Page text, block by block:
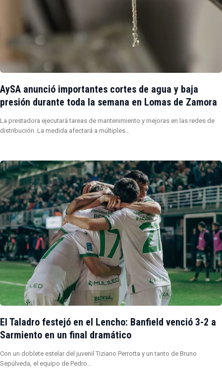
AySA anunció importantes cortes de agua y baja
presión durante toda la semana en Lomas de Zamora
La prestadora ejecutará tareas de mantenimiento y mejoras en las redes de
distribución. La medida afectará a múltiples…
El Taladro festejó en el Lencho: Banfield venció 3-2 a
Sarmiento en un final dramático
Con un doblete estelar del juvenil Tiziano Perrotta y un tanto de Bruno
Sepúlveda, el equipo de Pedro…